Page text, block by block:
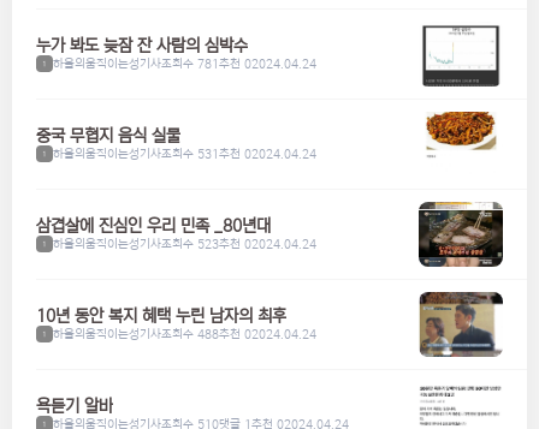
누가 봐도 늦잠 잔 사람의 심박수
1 하울의움직이는성기사조회수 781추천 02024.04.24
중국 무협지 음식 실물
1 하울의움직이는성기사조회수 531추천 02024.04.24
삼겹살에 진심인 우리 민족 _80년대
1 하울의움직이는성기사조회수 523추천 02024.04.24
10년 동안 복지 혜택 누린 남자의 최후
1 하울의움직이는성기사조회수 488추천 02024.04.24
욕듣기 알바
1 하울의움직이는성기사조회수 510댓글 1추천 02024.04.24